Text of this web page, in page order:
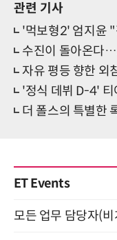
관련 기사
'먹보형2' 엄지윤 "정
수진이 돌아온다
자유 평등 향한 외
'정식 데뷔 D-4' 티
더 폴스의 특별한
ET Events